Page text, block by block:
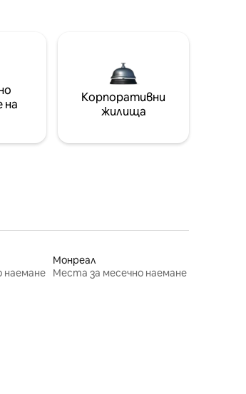
на
Корпоративни
жилища
наемане
Монреал
Места за месечно наемане